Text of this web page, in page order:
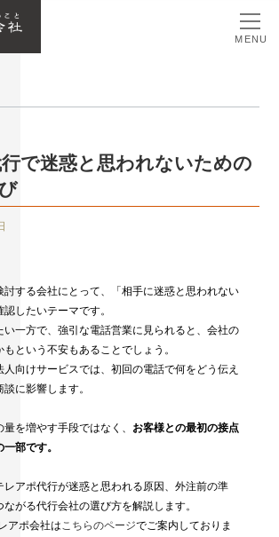
MENU
で迷惑と思われないための
討する会社にとって、「相手に迷惑と思われない
したいテーマです。
い一方で、強引な電話営業に見られると、会社の
という不安もあることでしょう。
向けサービスでは、初回の電話で何をどう伝え
に影響します。
を増やす手段ではなく、
お客様との最初の接点
部です。
レアポ代行が迷惑と思われる原因、外注前の準
がる代行会社の選び方を解説します。
アポ会社はこちらのページでご案内しておりま